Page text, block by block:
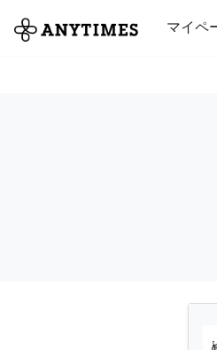
マイペ
全て 修理・